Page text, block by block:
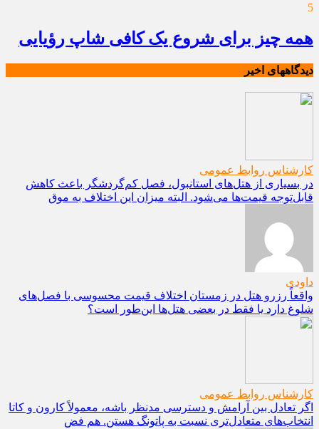
5
همه چیز برای شروع یک کافی شاپ رؤیایی
دیدگاههای اخیر
کارشناس روابط عمومی
در بسیاری از هتل‌های استانبول، فصل کم‌گردشگر باعث کاهش
قابل‌توجه قیمت‌ها می‌شود. البته میزان این اختلاف به موق
داودی
واقعاً رزرو هتل در زمستان اختلاف قیمت محسوسی با فصل‌های
شلوغ دارد یا فقط در بعضی هتل‌ها این‌طور است؟
کارشناس روابط عمومی
اگر تعادل بین آرامش و دسترسی مدنظر باشه، معمولاً کارون و کاتا
انتخاب‌های متعادل‌تری نسبت به پاتونگ هستن. هم فض